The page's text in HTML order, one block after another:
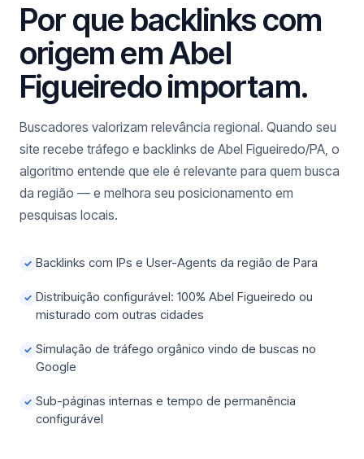
Por que backlinks com
origem em Abel
Figueiredo importam.
Buscadores valorizam relevância regional. Quando seu
site recebe tráfego e backlinks de Abel Figueiredo/PA, o
algoritmo entende que ele é relevante para quem busca
da região — e melhora seu posicionamento em
pesquisas locais.
✓ Backlinks com IPs e User-Agents da região de Para
✓ Distribuição configurável: 100% Abel Figueiredo ou
misturado com outras cidades
✓ Simulação de tráfego orgânico vindo de buscas no
Google
✓ Sub-páginas internas e tempo de permanência
configurável